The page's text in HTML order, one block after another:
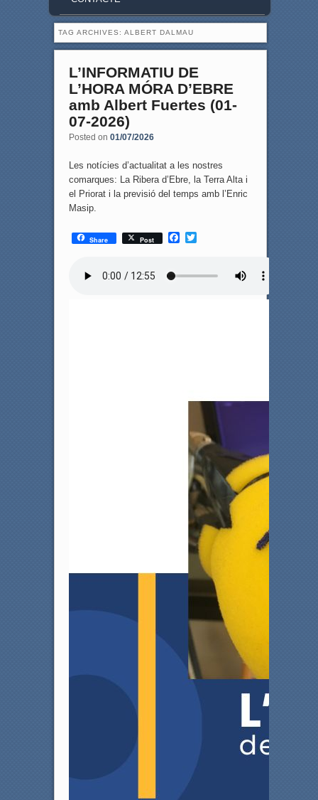
TAG ARCHIVES: ALBERT DALMAU
L’INFORMATIU DE
L’HORA MÓRA D’EBRE
amb Albert Fuertes (01-
07-2026)
Posted on 01/07/2026
Les notícies d’actualitat a les nostres
comarques: La Ribera d’Ebre, la Terra Alta i
el Priorat i la previsió del temps amb l’Enric
Masip.
Share Post
F
T